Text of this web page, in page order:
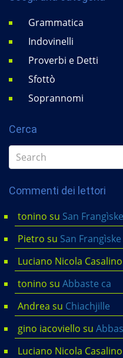
Grammatica
Indovinelli
Proverbi e Detti
Sfottò
Soprannomi
Cerca
Commenti dei lettori
tonino su San
Pietro su San
Luciano Nicola Casalino
tonino su Abbaste ca
Andrea su Chiachjille
gino iacoviello su
Luciano Nicola Casalino